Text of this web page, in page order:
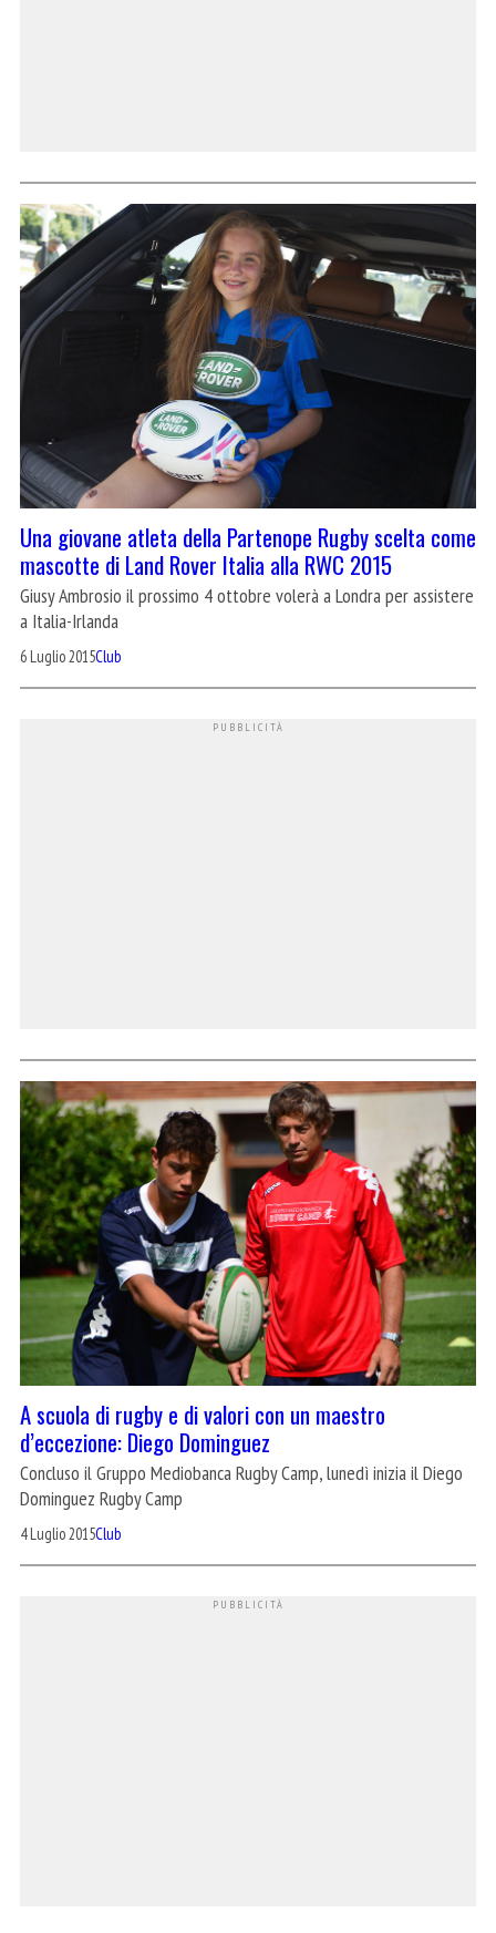
Una giovane atleta della Partenope Rugby scelta come
mascotte di Land Rover Italia alla RWC 2015
Giusy Ambrosio il prossimo 4 ottobre volerà a Londra per assistere
a Italia-Irlanda
6 Luglio 2015Club
A scuola di rugby e di valori con un maestro
d’eccezione: Diego Dominguez
Concluso il Gruppo Mediobanca Rugby Camp, lunedì inizia il Diego
Dominguez Rugby Camp
4 Luglio 2015Club